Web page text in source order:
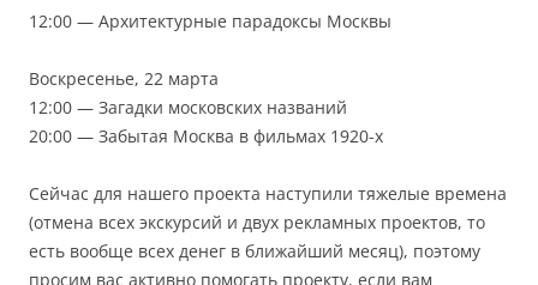
12:00 — Архитектурные парадоксы Москвы
Воскресенье, 22 марта
12:00 — Загадки московских названий
20:00 — Забытая Москва в фильмах 1920-х
Сейчас для нашего проекта наступили тяжелые времена
(отмена всех экскурсий и двух рекламных проектов, то
есть вообще всех денег в ближайший месяц), поэтому
просим вас активно помогать проекту, если вам